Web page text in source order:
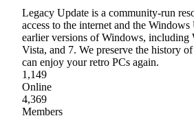
Legacy Update is a community-run
access to the internet and the
earlier versions of Windows, including
Vista, and 7. We preserve the history
can enjoy your retro PCs again.
1,149
Online
4,369
Members